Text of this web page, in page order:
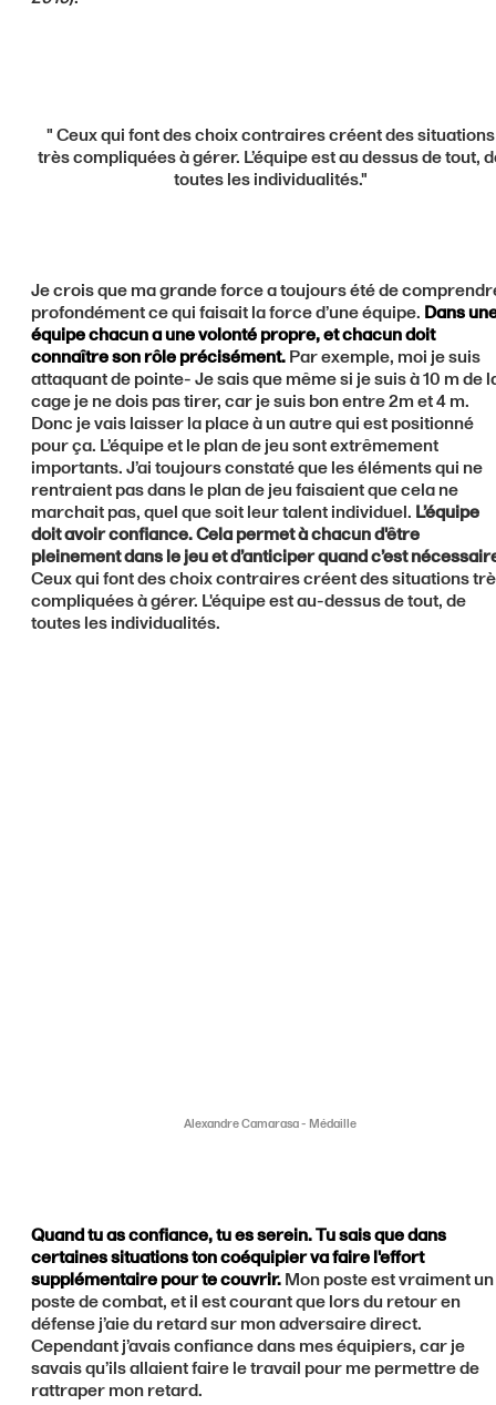
" Ceux qui font des choix contraires créent des situations
très compliquées à gérer. L’équipe est au dessus de tout,
toutes les individualités."
Je crois que ma grande force a toujours été de
profondément ce qui faisait la force d’une équipe. Dans
équipe chacun a une volonté propre, et chacun doit
connaître son rôle précisément.Par exemple, moi je suis
attaquant de pointe- Je sais que même si je suis à 10 m de
cage je ne dois pas tirer, car je suis bon entre 2m et 4 m.
Donc je vais laisser la place à un autre qui est positionné
pour ça. L’équipe et le plan de jeu sont extrêmement
importants. J’ai toujours constaté que les éléments qui ne
rentraient pas dans le plan de jeu faisaient que cela ne
marchait pas, quel que soit leur talent individuel. L’équipe
doit avoir confiance. Cela permet à chacun d'être
pleinement dans le jeu et d’anticiper quand c’est
Ceux qui font des choix contraires créent des situations
compliquées à gérer. L'équipe est au-dessus de tout, de
toutes les individualités.
Alexandre Camarasa - Médaille
Quand tu as confiance, tu es serein. Tu sais que dans
certaines situations ton coéquipier va faire l'effort
supplémentaire pour te couvrir.Mon poste est vraiment un
poste de combat, et il est courant que lors du retour en
défense j’aie du retard sur mon adversaire direct.
Cependant j’avais confiance dans mes équipiers, car je
savais qu’ils allaient faire le travail pour me permettre de
rattraper mon retard.